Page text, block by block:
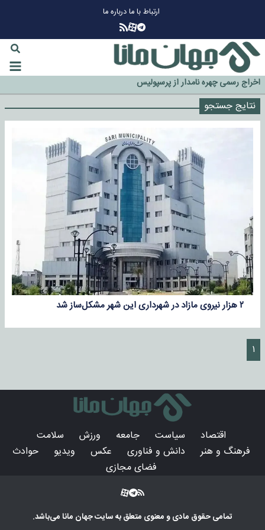
ارتباط با مادرباره ما
گزینه جدایی اوسمار روی میز مدیران پرسپولیس
آیا رئیس جمهور آمریکا قانون را دور می‌زند؟
اخراج رسمی چهره نامدار از پرسپولیس
سازمان اطلاعات سپاه: پروژه دولت ترامپ برای مهار چین، روسیه و اروپا شکست
خورد
نتایج جستجو
۲ هزار نیروی مازاد در شهرداری این شهر مشکل‌ساز شد
۱
اقتصاد سیاست جامعه ورزش
سلامت
فرهنگ و هنر
دانش و فناوری عکس ویدیو
حوادث
فضای مجازی
تمامی حقوق مادی و معنوی متعلق به سایتجهان مانامی‌باشد.